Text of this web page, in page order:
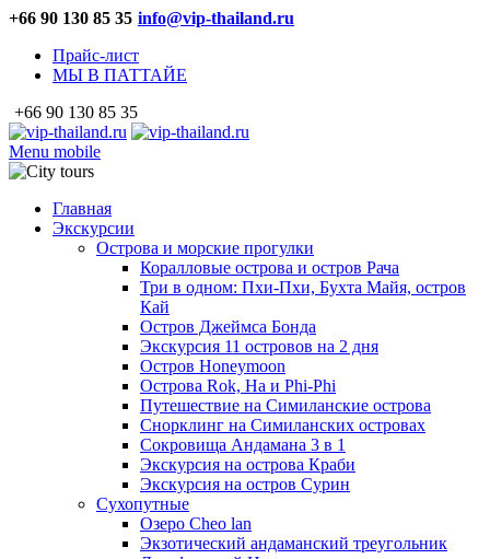
+66 90 130 85 35 info@vip-thailand.ru
Прайс-лист
МЫ В ПАТТАЙЕ
+66 90 130 85 35
Menu mobile
Главная
Экскурсии
Острова и морские прогулки
Коралловые острова и остров Рача
Три в одном: Пхи-Пхи, Бухта Майя, остров
Кай
Остров Джеймса Бонда
Экскурсия 11 островов на 2 дня
Остров Honeymoon
Острова Rok, Ha и Phi-Phi
Путешествие на Симиланские острова
Снорклинг на Симиланских островах
Сокровища Андамана 3 в 1
Экскурсия на острова Краби
Экскурсия на остров Сурин
Сухопутные
Озеро Cheo lan
Экзотический андаманский треугольник